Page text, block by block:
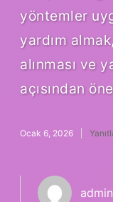
yöntemler
yardım
alınması ve
açısından
Ocak 6, 2026
admin